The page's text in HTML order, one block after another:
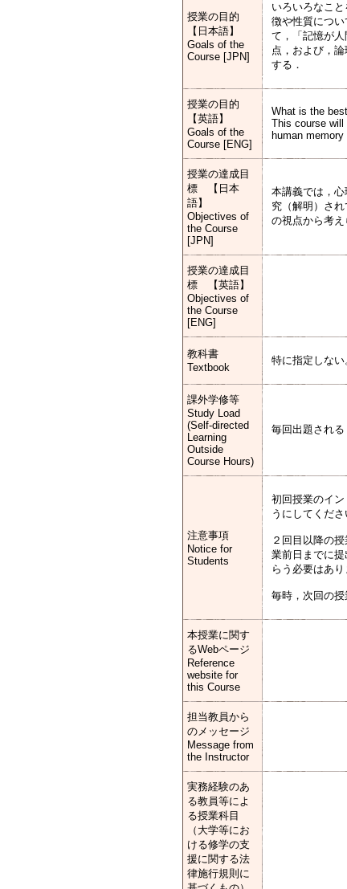
授業の目的
【日本語】
Goals of the
Course [JPN]
いろいろなこ
徴や性質につ
て，「記憶が
点，および，
する．
授業の目的
【英語】
Goals of the
Course [ENG]
What is the
This course will
human
授業の達成目
標 【日本
語】
Objectives of
the Course
[JPN]
本講義では，
究（解明）さ
の視点から考え
授業の達成目
標 【英語】
Objectives of
the Course
[ENG]
教科書
Textbook
特に指定しない
課外学修等
Study Load
(Self-directed
Learning
Outside
Course Hours)
毎回出題され
注意事項
Notice for
Students
初回授業のイ
うにしてくださ
２回目以降の
業前日までに
らう必要はあり
毎時，次回の
本授業に関す
るWebページ
Reference
website for
this Course
担当教員から
のメッセージ
Message from
the Instructor
実務経験のあ
る教員等によ
る授業科目
（大学等にお
ける修学の支
援に関する法
律施行規則に